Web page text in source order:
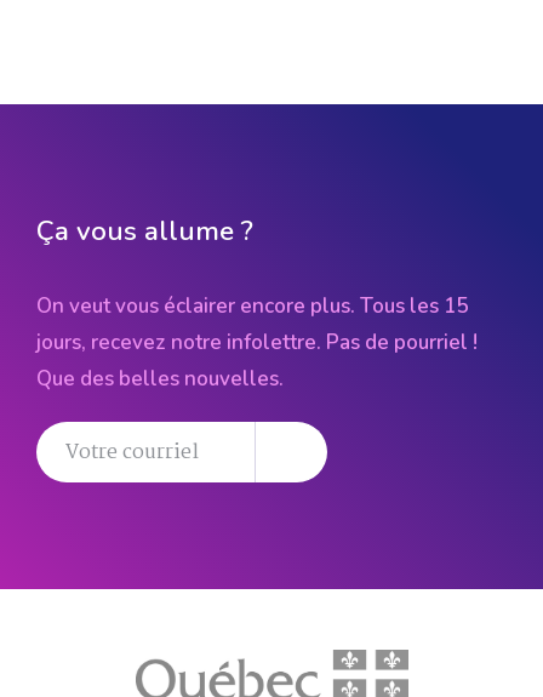
Ça vous allume ?
On veut vous éclairer encore plus. Tous les 15
jours, recevez notre infolettre. Pas de pourriel !
Que des belles nouvelles.